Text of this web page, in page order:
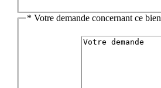
* Votre demande concernant ce bien